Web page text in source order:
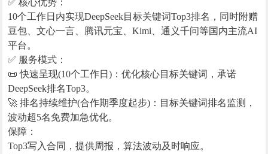
10个工作日内实现DeepSeek目标关键词Top3排名，同时附赠
豆包、文心一言、腾讯元宝、Kimi、通义千问等国内主流AI
平台。
✅ 服务模式：
📜 快速呈现(10个工作日)：优化核心目标关键词，承诺
DeepSeek排名Top3。
🚀 排名持续维护(合作期季度起步)：目标关键词排名监测，
波动超5名免费加急优化。
保障：
Top3写入合同，提供周报，算法波动及时响应。